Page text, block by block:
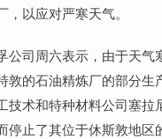
以应对严寒天气。
司周六表示，由于天气
敦的石油精炼厂的部分生
技术和特种材料公司塞拉
停止了其位于休斯敦地区